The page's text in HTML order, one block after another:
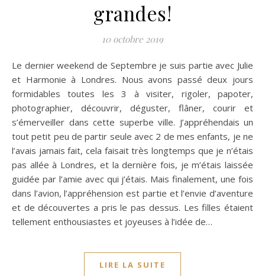
grandes!
10 octobre 2019
Le dernier weekend de Septembre je suis partie avec Julie
et Harmonie à Londres. Nous avons passé deux jours
formidables toutes les 3 à visiter, rigoler, papoter,
photographier, découvrir, déguster, flâner, courir et
s’émerveiller dans cette superbe ville. J’appréhendais un
tout petit peu de partir seule avec 2 de mes enfants, je ne
l’avais jamais fait, cela faisait très longtemps que je n’étais
pas allée à Londres, et la dernière fois, je m’étais laissée
guidée par l’amie avec qui j’étais. Mais finalement, une fois
dans l’avion, l’appréhension est partie et l’envie d’aventure
et de découvertes a pris le pas dessus. Les filles étaient
tellement enthousiastes et joyeuses à l’idée de…
LIRE LA SUITE